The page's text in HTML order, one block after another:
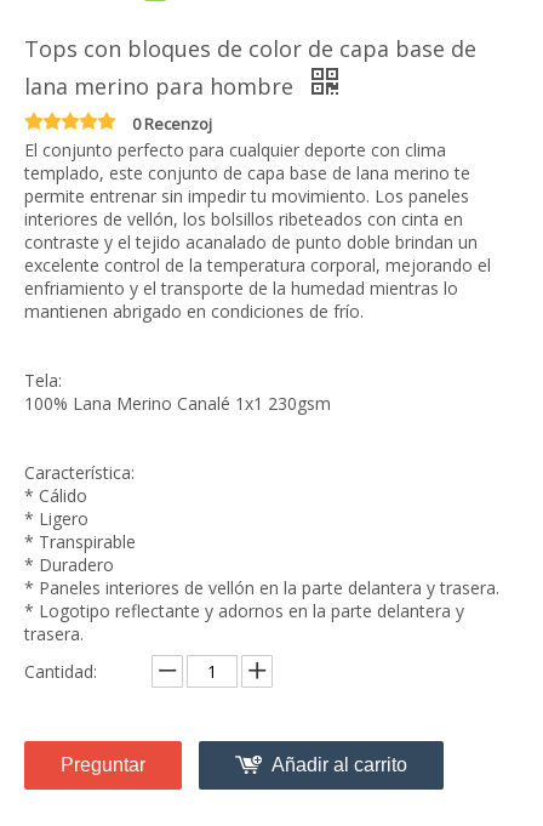
Tops con bloques de color de capa base de
lana merino para hombre
0 Recenzoj
El conjunto perfecto para cualquier deporte con clima
templado, este conjunto de capa base de lana merino te
permite entrenar sin impedir tu movimiento. Los paneles
interiores de vellón, los bolsillos ribeteados con cinta en
contraste y el tejido acanalado de punto doble brindan un
excelente control de la temperatura corporal, mejorando el
enfriamiento y el transporte de la humedad mientras lo
mantienen abrigado en condiciones de frío.
Tela:
100% Lana Merino Canalé 1x1 230gsm
Característica:
* Cálido
* Ligero
* Transpirable
* Duradero
* Paneles interiores de vellón en la parte delantera y trasera.
* Logotipo reflectante y adornos en la parte delantera y
trasera.
Cantidad:
Preguntar Añadir al carrito